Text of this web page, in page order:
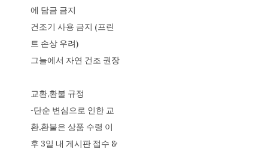
에 담금 금지
건조기 사용 금지 (프린
트 손상 우려)
그늘에서 자연 건조 권장
교환,환불 규정
-단순 변심으로 인한 교
환,환불은 상품 수령 이
후 3일 내 게시판 접수 &